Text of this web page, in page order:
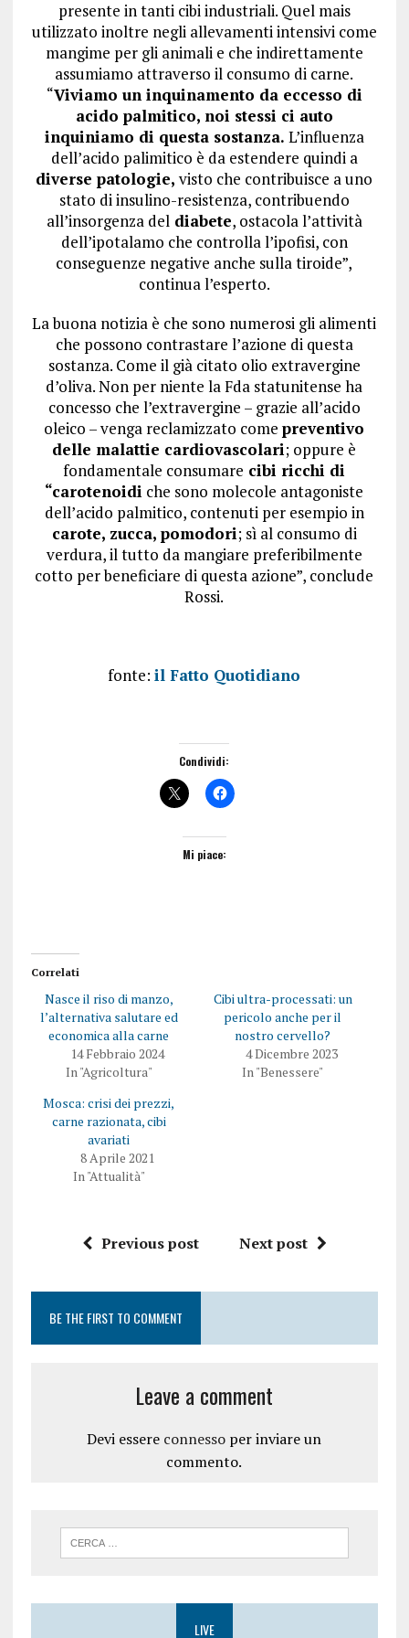
presente in tanti cibi industriali. Quel mais
utilizzato inoltre negli allevamenti intensivi come
mangime per gli animali e che indirettamente
assumiamo attraverso il consumo di carne.
“Viviamo un inquinamento da eccesso di
acido palmitico, noi stessi ci auto
inquiniamo di questa sostanza. L’influenza
dell’acido palimitico è da estendere quindi a
diverse patologie, visto che contribuisce a uno
stato di insulino-resistenza, contribuendo
all’insorgenza deldiabete, ostacola l’attività
dell’ipotalamo che controlla l’ipofisi, con
conseguenze negative anche sulla tiroide”,
continua l’esperto.
La buona notizia è che sono numerosi gli alimenti
che possono contrastare l’azione di questa
sostanza. Come il già citato olio extravergine
d’oliva. Non per niente la Fda statunitense ha
concesso che l’extravergine – grazie all’acido
oleico – venga reclamizzato comepreventivo
delle malattie cardiovascolari; oppure è
fondamentale consumare cibi ricchi di
“carotenoidi che sono molecole antagoniste
dell’acido palmitico, contenuti per esempio in
carote, zucca, pomodori; sì al consumo di
verdura, il tutto da mangiare preferibilmente
cotto per beneficiare di questa azione”, conclude
Rossi.
fonte:il Fatto Quotidiano
Condividi:
Mi piace:
Correlati
Nasce il riso di manzo,
l’alternativa salutare ed
economica alla carne
14 Febbraio 2024
In "Agricoltura"
Cibi ultra-processati: un
pericolo anche per il
nostro cervello?
4 Dicembre 2023
In "Benessere"
Mosca: crisi dei prezzi,
carne razionata, cibi
avariati
8 Aprile 2021
In "Attualità"
Previous post Next post
BE THE FIRST TO COMMENT
Leave a comment
Devi essere connesso per inviare un
commento.
LIVE